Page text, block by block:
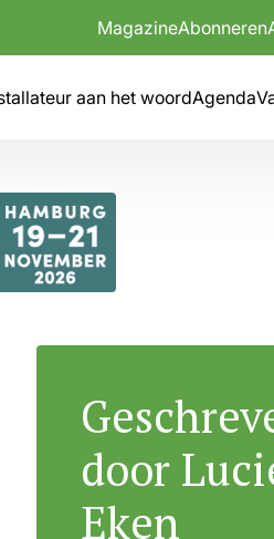
MagazineAbonneren
aan het woordAgenda
door
Eken